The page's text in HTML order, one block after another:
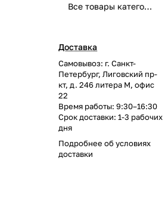
Все товары категории
Доставка
Самовывоз: г. Санкт-
Петербург, Лиговский пр-
кт, д. 246 литера М, офис
22
Время работы: 9:30–16:30
Срок доставки: 1-3 рабочих
дня
Подробнее обусловиях
доставки